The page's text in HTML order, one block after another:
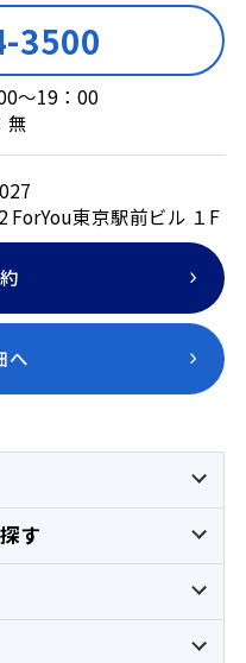
3500
～19：00
無
ForYou東京駅前ビル １F
へ
す